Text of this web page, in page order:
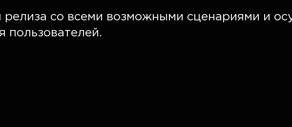
со всеми возможными сценариями и
пользователей.